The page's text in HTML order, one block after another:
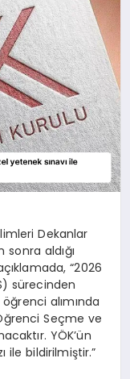
Dekanlar
aldığı
“2026
sürecinden
alımında
Seçme ve
YÖK’ün
ile bildirilmiştir.”